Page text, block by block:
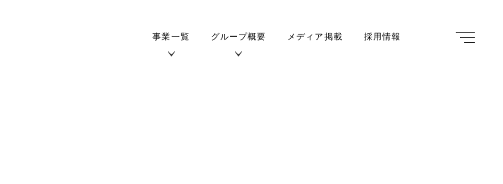
事業一覧 グループ概要 メディア掲載 採用情報